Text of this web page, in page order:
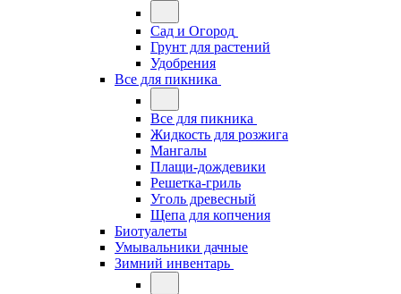
Сад и Огород
Грунт для растений
Удобрения
Все для пикника
Все для пикника
Жидкость для розжига
Мангалы
Плащи-дождевики
Решетка-гриль
Уголь древесный
Щепа для копчения
Биотуалеты
Умывальники дачные
Зимний инвентарь